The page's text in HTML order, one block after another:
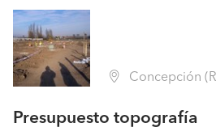
Concepción (Región VIII
Presupuesto topografía